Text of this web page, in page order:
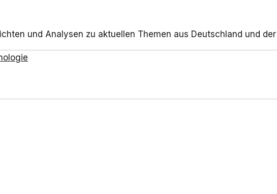
und Analysen zu aktuellen Themen aus Deutschland und